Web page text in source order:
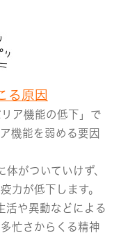
る原因
ア機能の低下」で
機能を弱める要因
体がついていけず、
力が低下します。
活や異動などによる
忙さからくる精神